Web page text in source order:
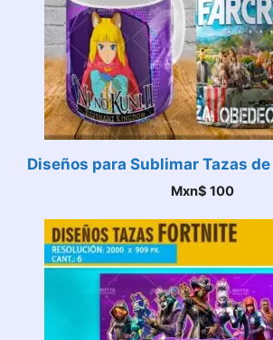
Diseños para Sublimar Tazas
Mxn$ 100